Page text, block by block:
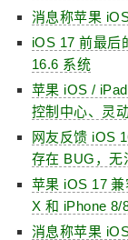
消息称苹果
iOS 17 前最后
16.6 系统
苹果 iOS /
控制中心、灵
网友反馈 iOS
存在 BUG，无
苹果 iOS 17
X 和 iPhone 8/
消息称苹果